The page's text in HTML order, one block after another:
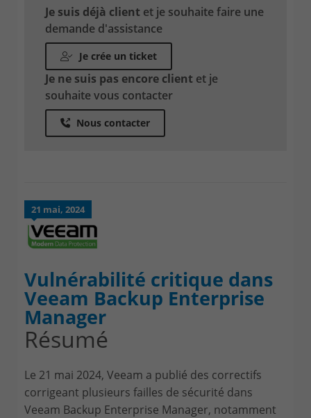
Je suis déjà client et je souhaite faire une
demande d'assistance
Je crée un ticket
Je ne suis pas encore client et je
souhaite vous contacter
Nous contacter
21 mai, 2024
Vulnérabilité critique dans
Veeam Backup Enterprise
Manager
Résumé
Le 21 mai 2024, Veeam a publié des correctifs
corrigeant plusieurs failles de sécurité dans
Veeam Backup Enterprise Manager, notamment